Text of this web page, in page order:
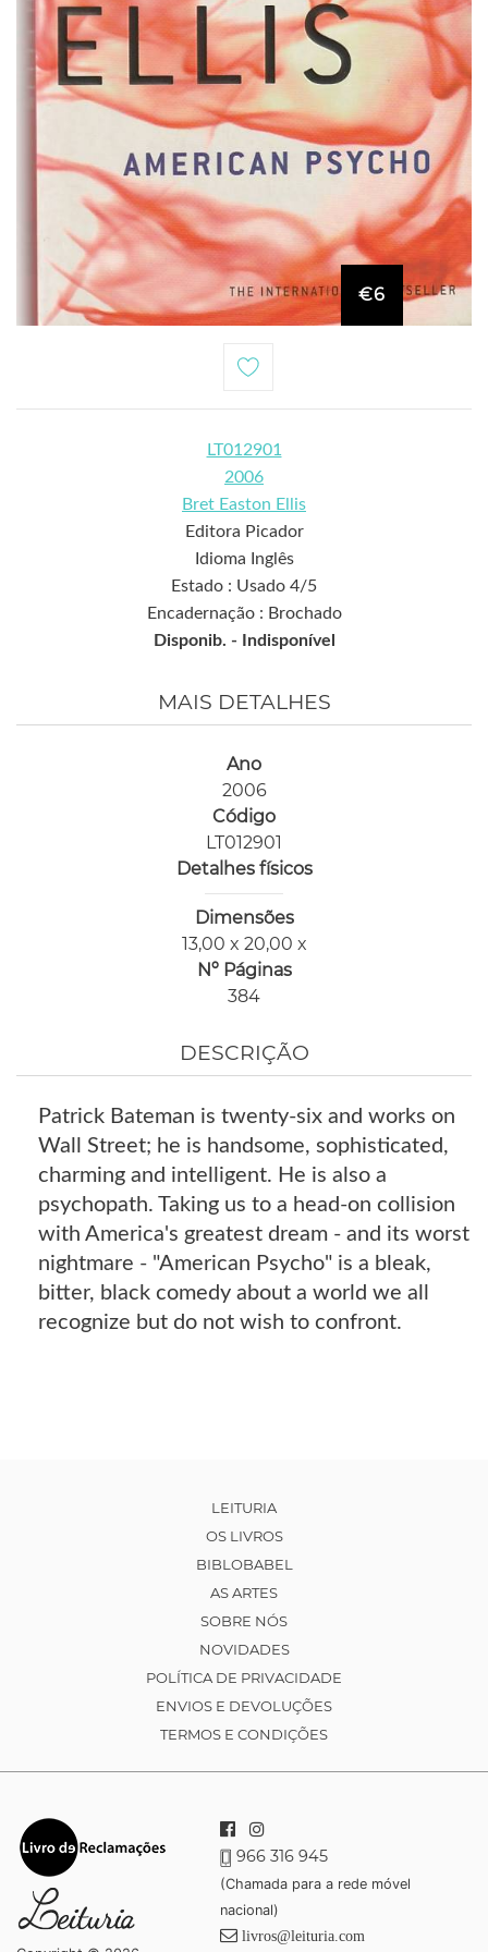
€6
LT012901
2006
Bret Easton Ellis
Editora Picador
Idioma Inglês
Estado : Usado 4/5
Encadernação : Brochado
Disponib. -
Indisponível
MAIS DETALHES
Ano
2006
Código
LT012901
Detalhes físicos
Dimensões
13,00 x 20,00 x
Nº Páginas
384
DESCRIÇÃO
Patrick Bateman is twenty-six and works on
Wall Street; he is handsome, sophisticated,
charming and intelligent. He is also a
psychopath. Taking us to a head-on collision
with America's greatest dream - and its worst
nightmare - "American Psycho" is a bleak,
bitter, black comedy about a world we all
recognize but do not wish to confront.
LEITURIA
OS LIVROS
BIBLOBABEL
AS ARTES
SOBRE NÓS
NOVIDADES
POLÍTICA DE PRIVACIDADE
ENVIOS E DEVOLUÇÕES
TERMOS E CONDIÇÕES
966 316 945
(Chamada para a rede móvel
nacional)
livros@leituria.com